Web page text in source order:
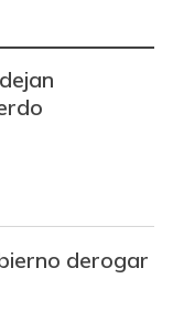
+0,05%
derogar